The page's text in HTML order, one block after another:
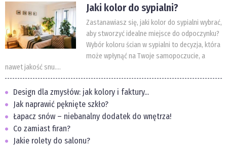
Jaki kolor do sypialni?
Zastanawiasz się, jaki kolor do sypialni wybrać,
aby stworzyć idealne miejsce do odpoczynku?
Wybór koloru ścian w sypialni to decyzja, która
może wpłynąć na Twoje samopoczucie, a
nawet jakość snu....
Design dla zmysłów: jak kolory i faktury...
Jak naprawić pęknięte szkło?
Łapacz snów – niebanalny dodatek do wnętrza!
Co zamiast firan?
Jakie rolety do salonu?